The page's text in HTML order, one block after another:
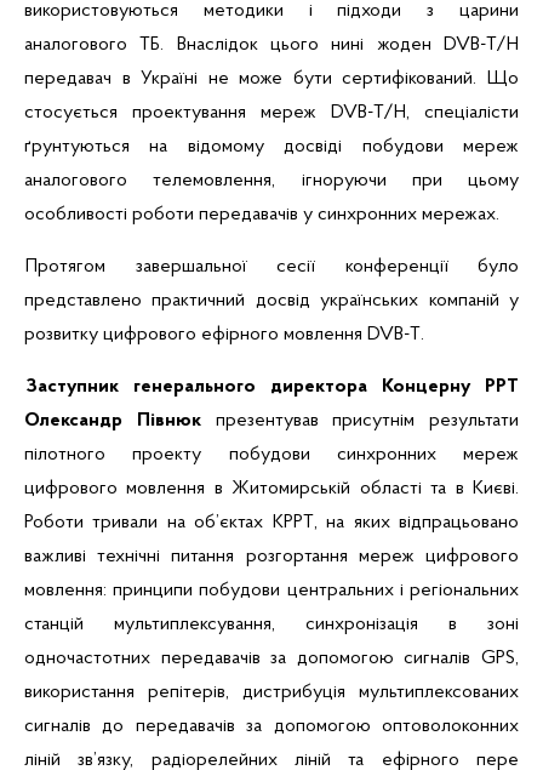
використовуються методики і підходи з царини
аналогового ТБ. Внаслідок цього нині жоден DVB-T/H
передавач в Україні не може бути сертифікований. Що
стосується проектування мереж DVB-T/H, спеціалісти
ґрунтуються на відомому досвіді побудови мереж
аналогового телемовлення, ігноруючи при цьому
особливості роботи передавачів у синхронних мережах.
Протягом завершальної сесії конференції було
представлено практичний досвід українських компаній у
розвитку цифрового ефірного мовлення DVB-T.
Заступник генерального директора Концерну РРТ
Олександр Півнюкпрезентував присутнім результати
пілотного проекту побудови синхронних мереж
цифрового мовлення в Житомирській області та в Києві.
Роботи тривали на об’єктах КРРТ, на яких відпрацьовано
важливі технічні питання розгортання мереж цифрового
мовлення: принципи побудови центральних і регіональних
станцій мультиплексування, синхронізація в зоні
одночастотних передавачів за допомогою сигналів GPS,
використання репітерів, дистрибуція мультиплексованих
сигналів до передавачів за допомогою оптоволоконних
ліній зв’язку, радіорелейних ліній та ефірного пере